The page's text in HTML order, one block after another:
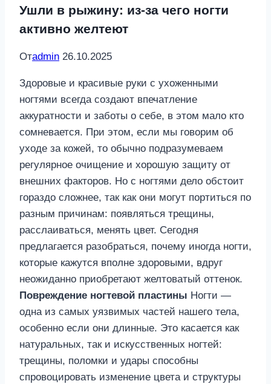
Ушли в рыжину: из-за чего ногти
активно желтеют
Отadmin 26.10.2025
Здоровые и красивые руки с ухоженными
ногтями всегда создают впечатление
аккуратности и заботы о себе, в этом мало кто
сомневается. При этом, если мы говорим об
уходе за кожей, то обычно подразумеваем
регулярное очищение и хорошую защиту от
внешних факторов. Но с ногтями дело обстоит
гораздо сложнее, так как они могут портиться по
разным причинам: появляться трещины,
расслаиваться, менять цвет. Сегодня
предлагается разобраться, почему иногда ногти,
которые кажутся вполне здоровыми, вдруг
неожиданно приобретают желтоватый оттенок.
Повреждение ногтевой пластины Ногти —
одна из самых уязвимых частей нашего тела,
особенно если они длинные. Это касается как
натуральных, так и искусственных ногтей:
трещины, поломки и удары способны
спровоцировать изменение цвета и структуры